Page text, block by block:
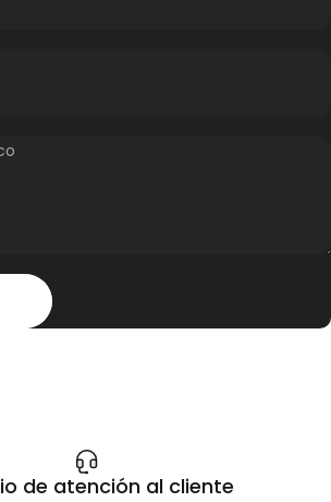
de atención al cliente